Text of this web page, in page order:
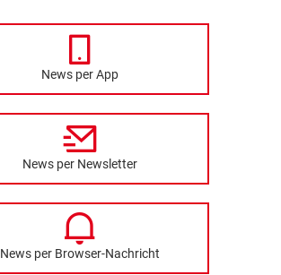
News per App
News per Newsletter
News per Browser-Nachricht